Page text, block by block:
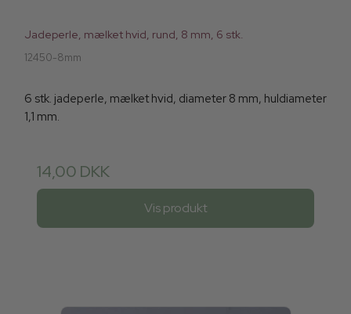
Jadeperle, mælket hvid, rund, 8 mm, 6 stk.
12450-8mm
6 stk. jadeperle, mælket hvid, diameter 8 mm, huldiameter
1,1 mm.
14,00 DKK
Vis produkt